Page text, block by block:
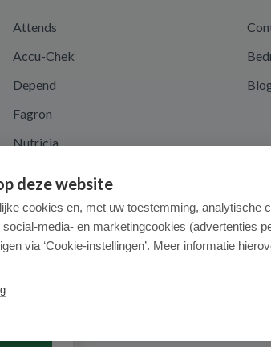
Attends
Accu-Chek
Depend
Fagron
Nutricia
deze website
cookies en, met uw toestemming, analytische
media- en marketingcookies (advertenties
via ‘Cookie-instellingen’. Meer informatie